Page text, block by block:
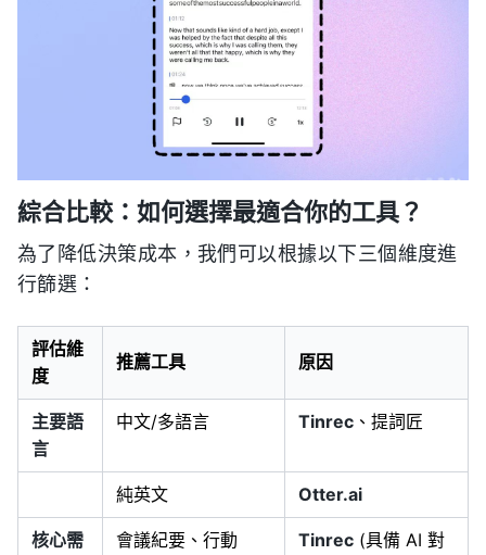
綜合比較：如何選擇最適合你的工具？
為了降低決策成本，我們可以根據以下三個維度進
行篩選：
評估維
度
推薦工具 原因
主要語
言
中文/多語言 Tinrec 、提詞匠
純英文 Otter.ai
核心需
會議紀要、行動
Tinrec (具備 AI 對